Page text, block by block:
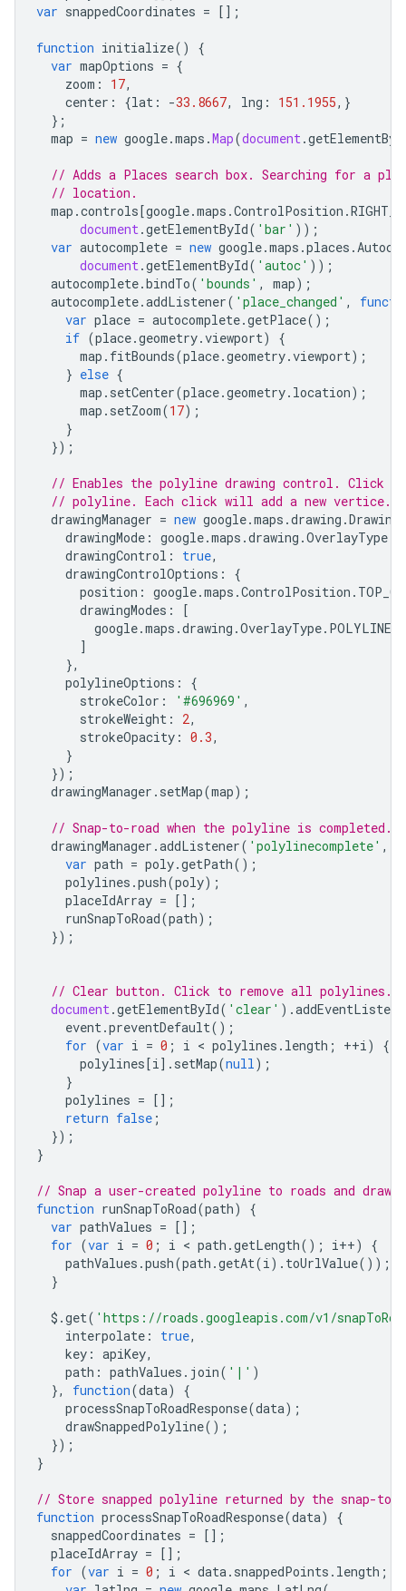
{ "latitude": -35.2812771
},
{
"location"
"placeId": "ChIJ601MoWlNFmsR5mvkfPp2ovA"
{
{ "latitude": -35.2813904, "longitude" :
"placeId"
},
"location":
{ "latitude": -35.281451700000005
"placeId": "ChIJ601MoWlNFmsR5mvkfPp2ovA"
},
{
"location":
{ "latitude": -35.28146506991143,
"originalIndex"
"placeId": "ChIJ601MoWlNFmsR5mvkfPp2ovA"
{
"placeId": "ChIJ601MoWlNFmsR5mvkfPp2ovA",
},
{
"location" : { "latitude": -35.28158259999999
"placeId": "ChIJ601MoWlNFmsR5mvkfPp2ovA"
},
"location":
{ "latitude": -35.281666099999995,
"placeId"
},
{
"location": "latitude"
"placeId": "ChIJ601MoWlNFmsR5mvkfPp2ovA"
{
{ "latitude": -35.281810899999996
},
{
"location":
{ "latitude": -35.281884999999996
"placeId": "ChIJ601MoWlNFmsR5mvkfPp2ovA"
},
{
"originalIndex": 4 ,
"placeId": "ChIJ601MoWlNFmsR5mvkfPp2ovA",
},
{
"location":
"placeId" : "ChIJ601MoWlNFmsR5mvkfPp2ovA"
},
{
"placeId": "ChIJ601MoWlNFmsR5mvkfPp2ovA",
},
{
"location" : { "latitude": -35.2821254,
"placeId": "ChIJ601MoWlNFmsR5mvkfPp2ovA",
"location":
{ "latitude":
"placeId":
},
"location": { "latitude": -35.2822739
"placeId": "ChIJ601MoWlNFmsR5mvkfPp2ovA"
},
"placeId": "ChIJ601MoWlNFmsR5mvkfPp2ovA",
},
{
"location" : {
"placeId": "ChIJ601MoWlNFmsR5mvkfPp2ovA",
var snappedCoordinates = [];
function initialize()
{
var mapOptions = {
zoom : 17,
center : {lat : -33.8667, lng : 151.1955,}
};
map = new google.maps .Map(document.
// Adds a Places search box. Searching for a
// location.
map .controls[google.maps .ControlPosition .
document.getElementById( 'bar' ));
var autocomplete = new google.maps .places .
document.getElementById( 'autoc' ));
autocomplete.bindTo( 'bounds' , map);
autocomplete.addListener( 'place_changed' ,
var place = autocomplete.getPlace();
if (place.geometry.viewport)
{
map . fitBounds(place.geometry.viewport);
} else {
map . setCenter(place.geometry. location);
map . setZoom(17);
}
});
// Enables the polyline drawing control. Click
// polyline. Each click will add a new vertice.
drawingManager = new google.maps .drawing .
drawingMode : google.maps .drawing .OverlayType
drawingControl : true,
drawingControlOptions :
{
position : google.maps .ControlPosition .
drawingModes :
[
google.maps .drawing .OverlayType. POLYLINE
]
},
polylineOptions :
{
strokeColor : '#696969' ,
strokeWeight : 2,
strokeOpacity : 0.3,
}
});
drawingManager . setMap(map);
// Snap-to-road when the polyline is completed.
drawingManager .addListener( 'polylinecomplete' ,
var path = poly.getPath();
polylines .push(poly);
placeIdArray = [];
runSnapToRoad(path);
});
// Clear button. Click to remove all polylines.
document.getElementById( 'clear' ).
event.preventDefault();
for (var i = 0 ; i < polylines . length ; ++i)
{
polylines[i]. setMap(null);
}
polylines = [];
return false ;
});
}
// Snap a user-created polyline to roads and draw
function runSnapToRoad(path)
{
var pathValues = [];
for (var i = 0 ; i < path .getLength(); i++)
{
pathValues .push(path .getAt(i). toUrlValue());
}
$ .get( 'https://roads.googleapis.com/v1/
interpolate : true,
key : apiKey,
path : pathValues . join( '|' )
},
function(data)
{
processSnapToRoadResponse(data);
drawSnappedPolyline();
});
}
// Store snapped polyline returned by the snap-to-
function processSnapToRoadResponse(data)
{
snappedCoordinates = [];
placeIdArray = [];
for (var i = 0 ; i < data. snappedPoints . length ;